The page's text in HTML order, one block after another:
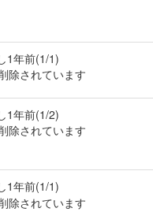
1年前(1/1)
除されています
1年前(1/2)
除されています
1年前(1/1)
除されています